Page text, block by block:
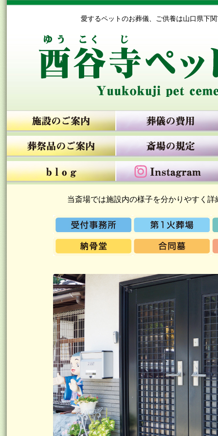
愛するペットのお葬儀、ご供養は山口県下
当斎場では施設内の様子を分かりやすく